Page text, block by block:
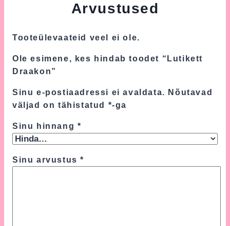
Arvustused
Tooteülevaateid veel ei ole.
Ole esimene, kes hindab toodet “Lutikett
Draakon”
Sinu e-postiaadressi ei avaldata. Nõutavad
väljad on tähistatud *-ga
Sinu hinnang *
Sinu arvustus*